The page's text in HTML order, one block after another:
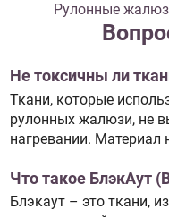
Рулонные
Не токсичны ли
Ткани, которые
рулонных жалюзи, не
нагревании. Материал
Что такое БлэкАут
Блэкаут – это ткани,